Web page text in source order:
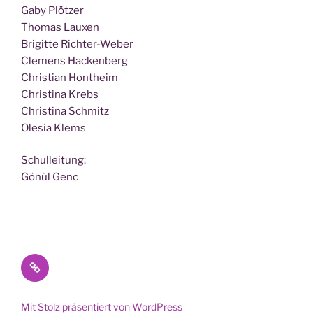
Gaby Plötzer
Tho­mas Lauxen
Bri­git­te Richter-Weber
Cle­mens Hackenberg
Chris­ti­an Hontheim
Chris­ti­na Krebs
Chris­ti­na Schmitz
Ole­sia Klems
Schul­lei­tung:
Gönül Genc
Datenschutz
Mit Stolz präsentiert von WordPress